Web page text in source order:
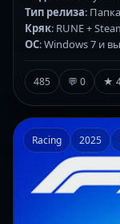
Тип релиза:
Кряк: RUNE +
ОС: Windows 7 и
485 💬 0 ★
Racing 2025